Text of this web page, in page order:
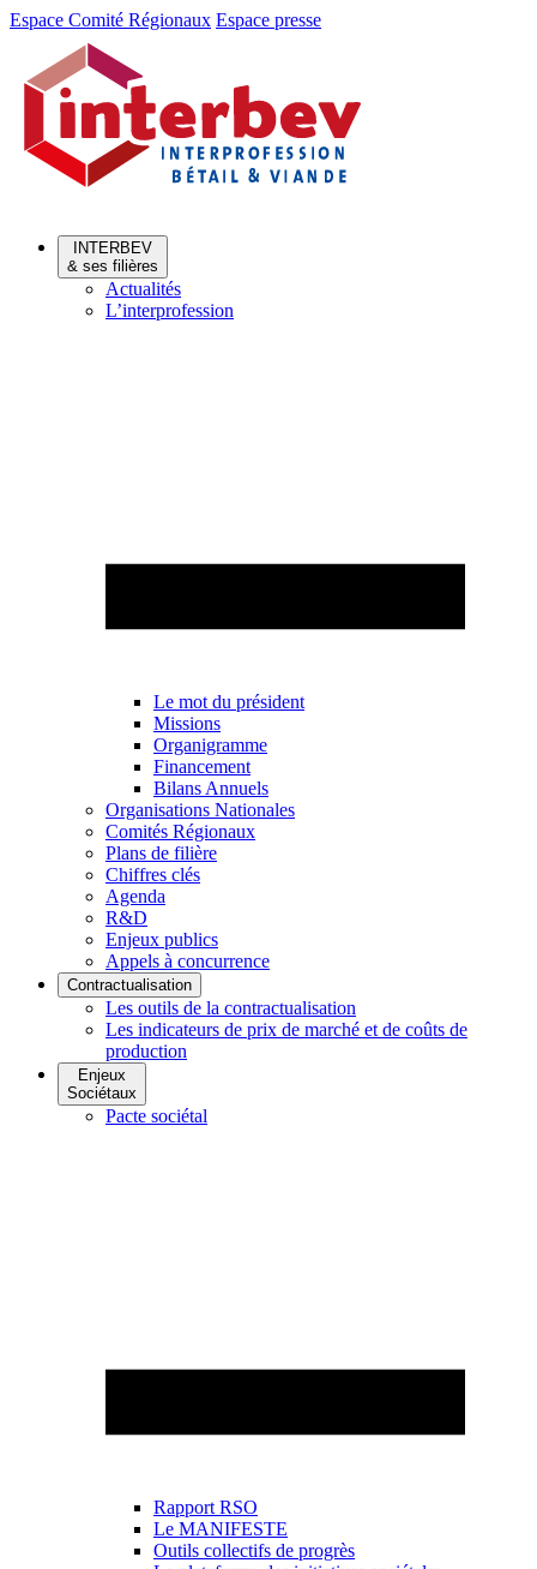
Aller
Aller
contenu
Espace Comité Régionaux Espace presse
INTERBEV
& ses filières
Actualités
L’interprofession
Le mot du président
Missions
Organigramme
Financement
Bilans Annuels
Organisations Nationales
Comités Régionaux
Plans de filière
Chiffres clés
Agenda
R&D
Enjeux publics
Appels à concurrence
Contractualisation
Les outils de la contractualisation
Les indicateurs de prix de marché et de coûts de
production
Enjeux
Sociétaux
Pacte sociétal
Rapport RSO
Le MANIFESTE
Outils collectifs de progrès